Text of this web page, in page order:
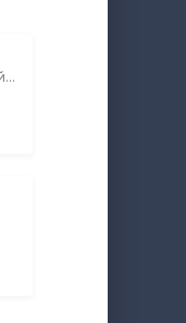
Филлис Дороти Джеймс